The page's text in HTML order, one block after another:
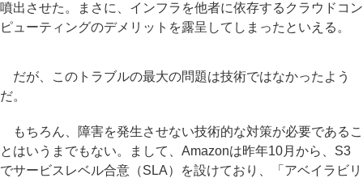
噴出させた。まさに、インフラを他者に依存するクラウドコン
ピューティングのデメリットを露呈してしまったといえる。
だが、このトラブルの最大の問題は技術ではなかったよう
だ。
もちろん、障害を発生させない技術的な対策が必要であるこ
とはいうまでもない。まして、Amazonは昨年10月から、S3
でサービスレベル合意（SLA）を設けており、「アベイラビリ